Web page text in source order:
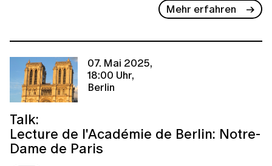
Mehr erfahren
07. Mai 2025,
18:00 Uhr,
Berlin
Talk:
Lecture de l'Académie de Berlin: Notre-
Dame de Paris